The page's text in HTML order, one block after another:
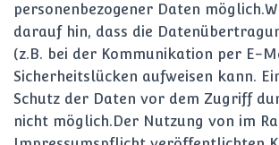
personenbezogener Daten
darauf hin, dass die
(z.B. bei der Kommunikation per E-
Sicherheitslücken aufweisen kann.
Schutz der Daten vor dem Zugriff
nicht möglich.Der Nutzung von im